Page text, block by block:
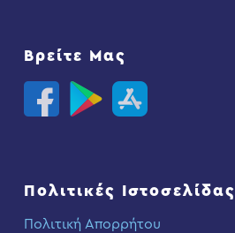
Βρείτε Μας
Πολιτικές Ιστοσελίδας
Πολιτική Απορρήτου